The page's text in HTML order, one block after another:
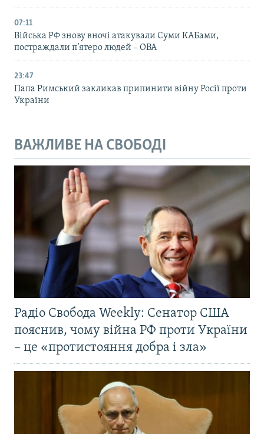
07:11
Війська РФ знову вночі атакували Суми КАБами,
постраждали п’ятеро людей – ОВА
23:47
Папа Римський закликав припинити війну Росії проти
України
ВАЖЛИВЕ НА СВОБОДІ
Радіо Свобода Weekly: Сенатор США
пояснив, чому війна РФ проти України
– це «протистояння добра і зла»